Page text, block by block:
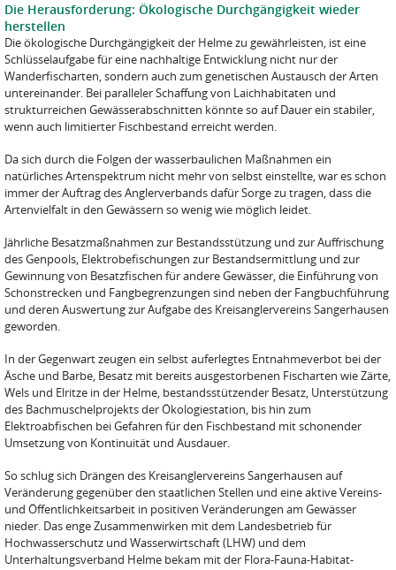
Die Herausforderung: Ökologische Durchgängigkeit wieder
herstellen
Die ökologische Durchgängigkeit der Helme zu gewährleisten, ist eine
Schlüsselaufgabe für eine nachhaltige Entwicklung nicht nur der
Wanderfischarten, sondern auch zum genetischen Austausch der Arten
untereinander. Bei paralleler Schaffung von Laichhabitaten und
strukturreichen Gewässerabschnitten könnte so auf Dauer ein stabiler,
wenn auch limitierter Fischbestand erreicht werden.
Da sich durch die Folgen der wasserbaulichen Maßnahmen ein
natürliches Artenspektrum nicht mehr von selbst einstellte, war es schon
immer der Auftrag des Anglerverbands dafür Sorge zu tragen, dass die
Artenvielfalt in den Gewässern so wenig wie möglich leidet.
Jährliche Besatzmaßnahmen zur Bestandsstützung und zur Auffrischung
des Genpools, Elektrobefischungen zur Bestandsermittlung und zur
Gewinnung von Besatzfischen für andere Gewässer, die Einführung von
Schonstrecken und Fangbegrenzungen sind neben der Fangbuchführung
und deren Auswertung zur Aufgabe des Kreisanglervereins Sangerhausen
geworden.
In der Gegenwart zeugen ein selbst auferlegtes Entnahmeverbot bei der
Äsche und Barbe, Besatz mit bereits ausgestorbenen Fischarten wie Zärte,
Wels und Elritze in der Helme, bestandsstützender Besatz, Unterstützung
des Bachmuschelprojekts der Ökologiestation, bis hin zum
Elektroabfischen bei Gefahren für den Fischbestand mit schonender
Umsetzung von Kontinuität und Ausdauer.
So schlug sich Drängen des Kreisanglervereins Sangerhausen auf
Veränderung gegenüber den staatlichen Stellen und eine aktive Vereins-
und Öffentlichkeitsarbeit in positiven Veränderungen am Gewässer
nieder. Das enge Zusammenwirken mit dem Landesbetrieb für
Hochwasserschutz und Wasserwirtschaft (LHW) und dem
Unterhaltungsverband Helme bekam mit der Flora-Fauna-Habitat-